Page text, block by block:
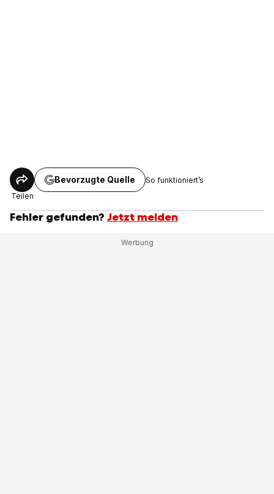
Teilen
Bevorzugte Quelle So funktioniert’s
Fehler gefunden? Jetzt melden